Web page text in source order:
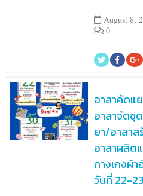
August 8,
0
อาสาคัดแ
อาสาจัดชุ
ยา/อาสาส
อาสาผลิต
กางเกงผ้
วันที่ 22-